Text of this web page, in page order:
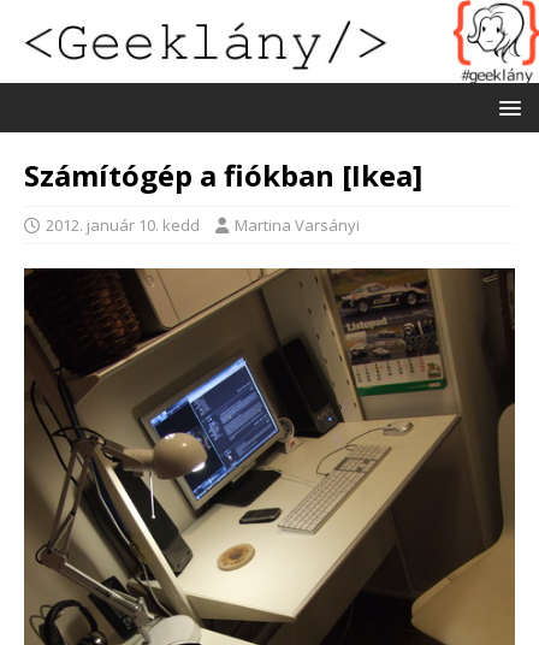
Számítógép a fiókban [Ikea]
2012. január 10. kedd Martina Varsányi